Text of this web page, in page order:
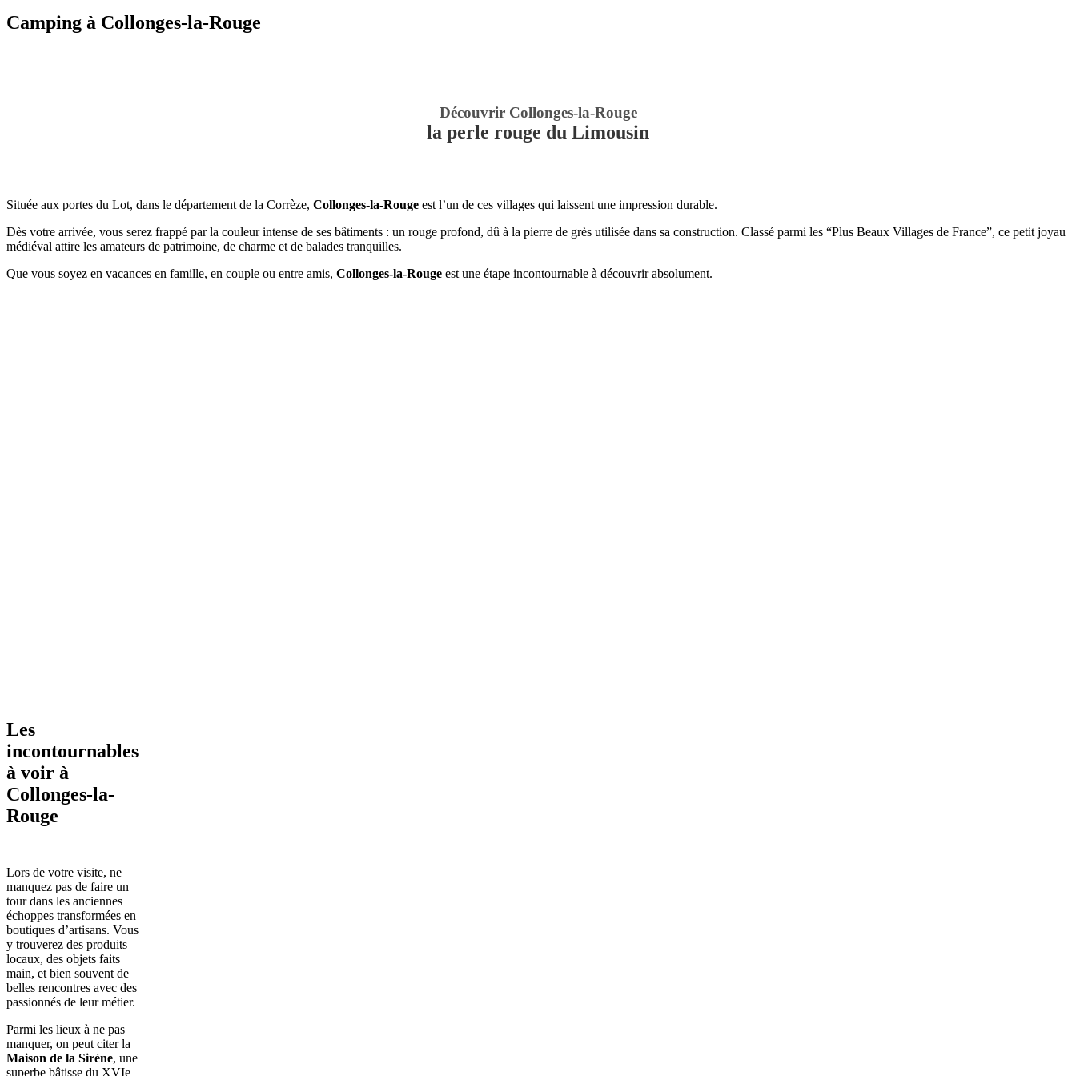
Camping à Collonges-la-Rouge
Découvrir Collonges-la-Rouge
la perle rouge du Limousin
Située aux portes du Lot, dans le département de la Corrèze, Collonges-la-Rouge est l’un de ces villages qui laissent une impression durable.
Dès votre arrivée, vous serez frappé par la couleur intense de ses bâtiments : un rouge profond, dû à la pierre de grès utilisée dans sa construction. Classé parmi les “Plus Beaux Villages de France”, ce petit joyau
médiéval attire les amateurs de patrimoine, de charme et de balades tranquilles.
Que vous soyez en vacances en famille, en couple ou entre amis, Collonges-la-Rouge est une étape incontournable à découvrir absolument.
Les
incontournables
à voir à
Collonges-la-
Rouge
Lors de votre visite, ne
manquez pas de faire un
tour dans les anciennes
échoppes transformées en
boutiques d’artisans. Vous
y trouverez des produits
locaux, des objets faits
main, et bien souvent de
belles rencontres avec des
passionnés de leur métier.
Parmi les lieux à ne pas
manquer, on peut citer la
Maison de la Sirène, une
superbe bâtisse du XVIe